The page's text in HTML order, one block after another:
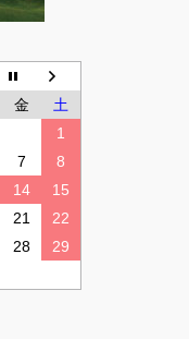
金
土
1
7
8
14
15
21
22
28
29